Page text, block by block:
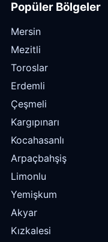
Popüler Bölgeler
Mersin
Mezitli
Toroslar
Erdemli
Çeşmeli
Kargıpınarı
Kocahasanlı
Arpaçbahşiş
Limonlu
Yemişkum
Akyar
Kızkalesi